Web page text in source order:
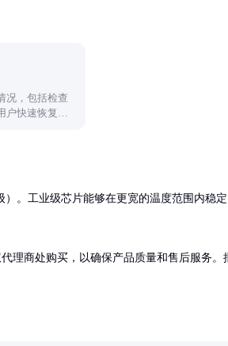
况，包括检查
快速恢复设
。工业级芯片能够在更宽的温度范围内稳定
理商处购买，以确保产品质量和售后服务。